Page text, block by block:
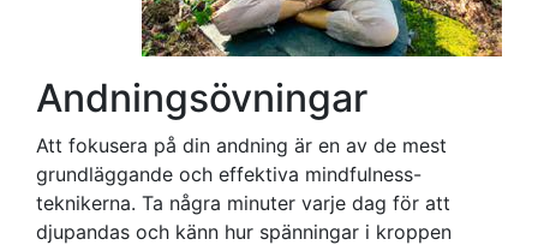
Andningsövningar
Att fokusera på din andning är en av de mest
grundläggande och effektiva mindfulness-
teknikerna. Ta några minuter varje dag för att
djupandas och känn hur spänningar i kroppen